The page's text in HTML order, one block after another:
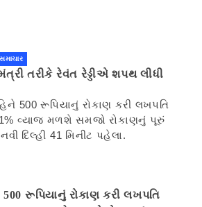
તરીકે રેવંત રેડ્ડીએ શપથ લીધી
500 રૂપિયાનું રોકાણ કરી લખપતિ